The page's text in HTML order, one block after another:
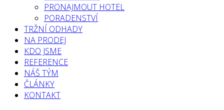
PRONAJMOUT HOTEL
PORADENSTVÍ
TRŽNÍ ODHADY
NA PRODEJ
KDO JSME
REFERENCE
NÁŠ TÝM
ČLÁNKY
KONTAKT